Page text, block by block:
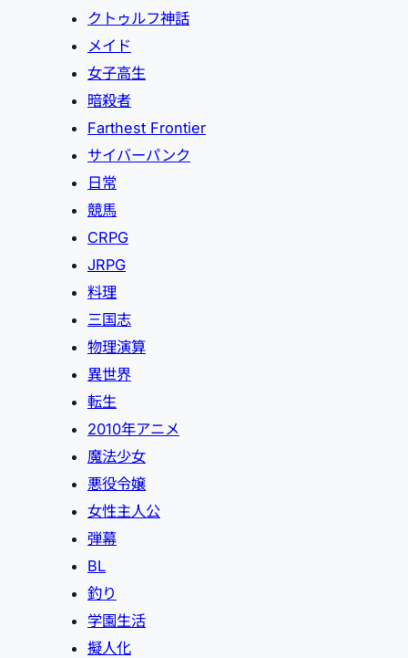
クトゥルフ神話
メイド
女子高生
暗殺者
Farthest Frontier
サイバーパンク
日常
競馬
CRPG
JRPG
料理
三国志
物理演算
異世界
転生
2010年アニメ
魔法少女
悪役令嬢
女性主人公
弾幕
BL
釣り
学園生活
擬人化